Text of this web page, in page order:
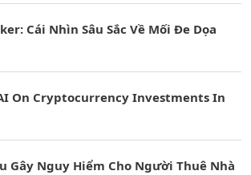
Cái Nhìn Sâu Sắc Về Mối Đe Dọa
On Cryptocurrency Investments In
Gây Nguy Hiểm Cho Người Thuê Nhà